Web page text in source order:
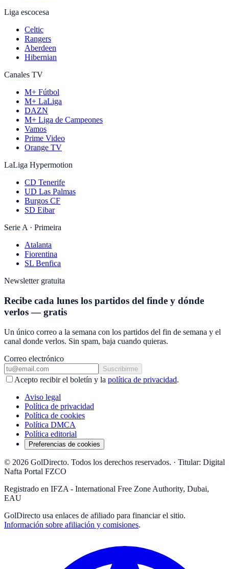
Liga escocesa
Celtic
Rangers
Aberdeen
Hibernian
Canales TV
M+ Fútbol
M+ LaLiga
DAZN
M+ Liga de Campeones
Vamos
Prime Video
Orange TV
LaLiga Hypermotion
CD Tenerife
UD Las Palmas
Burgos CF
SD Eibar
Serie A · Primeira
Atalanta
Fiorentina
SL Benfica
Newsletter gratuita
Recibe cada lunes los partidos del finde y dónde
verlos — gratis
Un único correo a la semana con los partidos del fin de semana y el
canal donde verlos. Sin spam, baja cuando quieras.
Correo electrónico
Suscribirme
Acepto recibir el boletín y la política de privacidad.
Aviso legal
Política de privacidad
Política de cookies
Política DMCA
Política editorial
Preferencias de cookies
© 2026 GolDirecto. Todos los derechos reservados. · Titular: Digital
Nafta Portal FZCO
Registrado en IFZA - International Free Zone Authority, Dubai,
EAU
GolDirecto usa enlaces de afiliado para financiar el sitio.
Información sobre afiliación y comisiones.